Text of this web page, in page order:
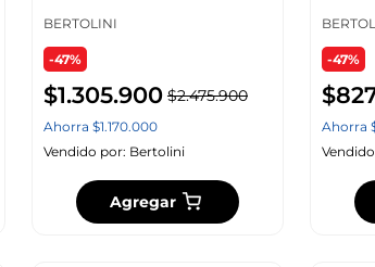
BERTOLINI
-47%
$1.305.900 $2.475.900
Ahorra $1.170.000
Vendido por: Bertolini
Agregar
-47%
$
Ahorra